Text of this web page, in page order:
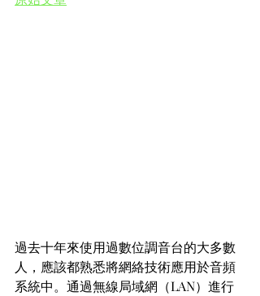
過去十年來使用過數位調音台的大多數
人，應該都熟悉將網絡技術應用於音頻
系統中。通過無線局域網（LAN）進行